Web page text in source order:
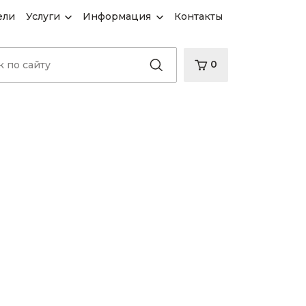
Услуги Информация Контакты
0